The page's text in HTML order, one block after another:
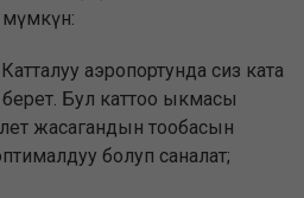
аэропортунда сиз ката
Бул каттоо ыкмасы
жасагандын тообасын
болуп саналат;